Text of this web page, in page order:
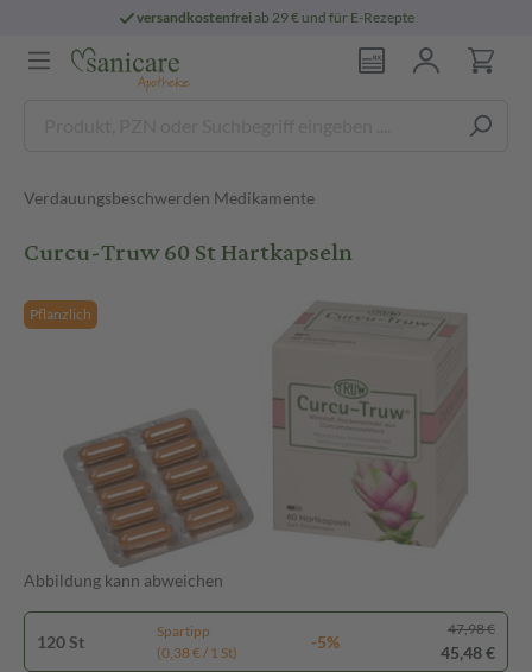
versandkostenfreiab 29 € und für E-Rezepte
Verdauungsbeschwerden Medikamente
Curcu-Truw 60 St Hartkapseln
Pflanzlich
Abbildung kann abweichen
120 St
Spartipp
(0,38 € / 1 St)
-5%
47,98 €
45,48 €